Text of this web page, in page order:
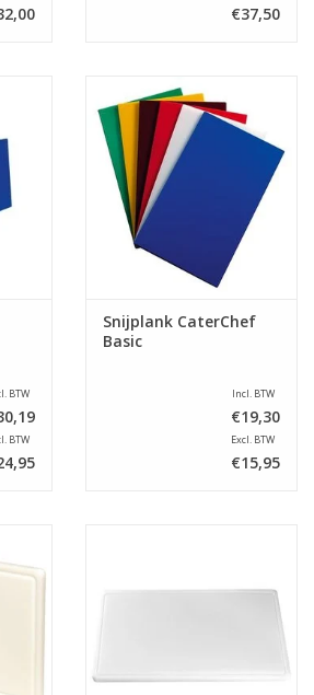
€37,50
BTW
BTW
Snijplank CaterChef
Basic
Incl. BTW
€19,30
Excl. BTW
€15,95